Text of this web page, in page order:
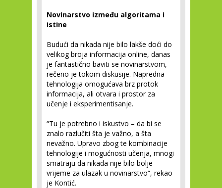
Novinarstvo između algoritama i
istine
Budući da nikada nije bilo lakše doći do
velikog broja informacija online, danas
je fantastično baviti se novinarstvom,
rečeno je tokom diskusije. Napredna
tehnologija omogućava brz protok
informacija, ali otvara i prostor za
učenje i eksperimentisanje.
“Tu je potrebno i iskustvo – da bi se
znalo razlučiti šta je važno, a šta
nevažno. Upravo zbog te kombinacije
tehnologije i mogućnosti učenja, mnogi
smatraju da nikada nije bilo bolje
vrijeme za ulazak u novinarstvo“, rekao
je Kontić.